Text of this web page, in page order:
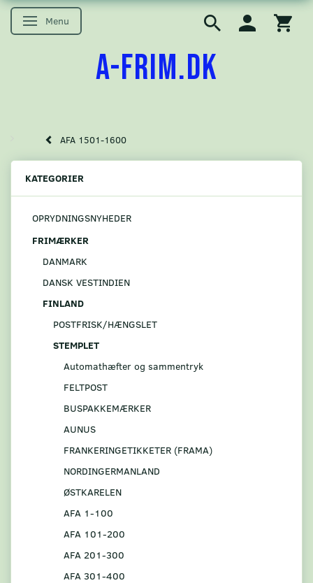
Skifte navigation
Menu
A-FRIM.DK
AFA 1501-1600
KATEGORIER
OPRYDNINGSNYHEDER
FRIMÆRKER
DANMARK
DANSK VESTINDIEN
FINLAND
POSTFRISK/HÆNGSLET
STEMPLET
Automathæfter og sammentryk
FELTPOST
BUSPAKKEMÆRKER
AUNUS
FRANKERINGETIKKETER (FRAMA)
NORDINGERMANLAND
ØSTKARELEN
AFA 1-100
AFA 101-200
AFA 201-300
AFA 301-400